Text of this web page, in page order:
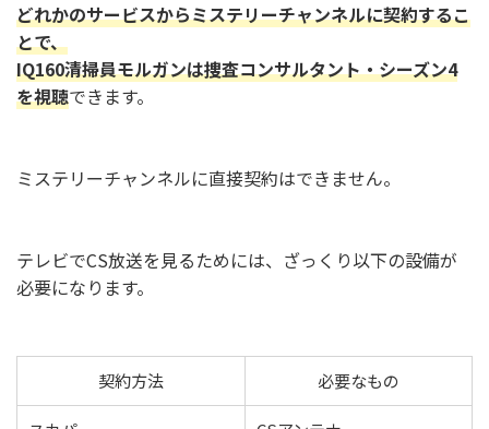
どれかのサービスからミステリーチャンネルに契約するこ
とで、
IQ160清掃員モルガンは捜査コンサルタント・シーズン4
を視聴できます。
ミステリーチャンネルに直接契約はできません。
テレビでCS放送を見るためには、ざっくり以下の設備が
必要になります。
契約方法 必要なもの